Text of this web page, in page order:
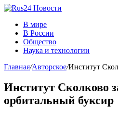
В мире
В России
Общество
Наука и технологии
Главная/Авторское/Институт
Институт Сколково
орбитальный буксир